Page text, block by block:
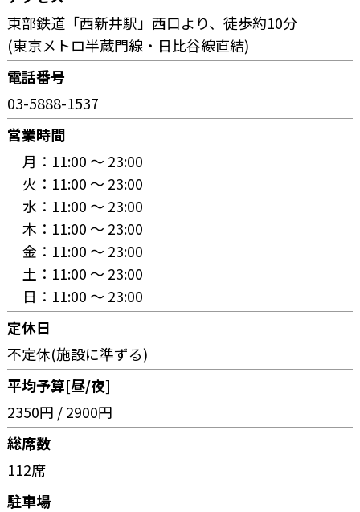
東部鉄道「西新井駅」西口より、徒歩約10分
(東京メトロ半蔵門線・日比谷線直結)
電話番号
03-5888-1537
営業時間
月： 11:00 〜 23:00
火： 11:00 〜 23:00
水： 11:00 〜 23:00
木： 11:00 〜 23:00
金： 11:00 〜 23:00
土： 11:00 〜 23:00
日： 11:00 〜 23:00
定休日
不定休(施設に準ずる)
平均予算[昼/夜]
2350円 / 2900円
総席数
112席
駐車場